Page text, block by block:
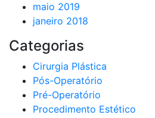
maio 2019
janeiro 2018
Categorias
Cirurgia Plástica
Pós-Operatório
Pré-Operatório
Procedimento Estético